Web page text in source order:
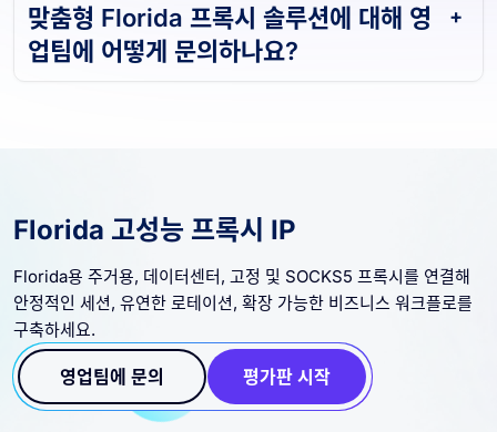
맞춤형 Florida 프록시 솔루션에 대해 영
업팀에 어떻게 문의하나요?
Florida 고성능 프록시 IP
Florida용 주거용, 데이터센터, 고정 및 SOCKS5 프록시를 연결해
안정적인 세션, 유연한 로테이션, 확장 가능한 비즈니스 워크플로를
구축하세요.
영업팀에 문의 평가판 시작